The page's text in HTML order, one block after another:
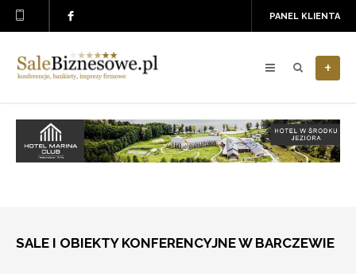
PANEL KLIENTA
+
SALE I OBIEKTY KONFERENCYJNE W BARCZEWIE